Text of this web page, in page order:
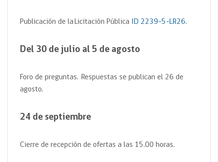
Publicación de laLicitación Pública ID 2239-5-LR26.
Del 30 de julio al 5 de agosto
Foro de preguntas. Respuestas se publican el 26 de
agosto.
24 de septiembre
Cierre de recepción de ofertas a las 15.00 horas.